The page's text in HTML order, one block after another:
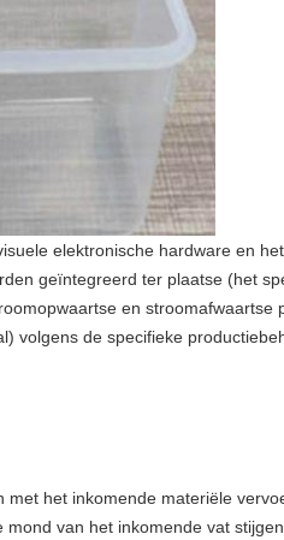
elektronische hardware en
geïntegreerd ter plaatse (het
en stroomafwaartse
volgens de specifieke
het inkomende materiële
van het inkomende vat